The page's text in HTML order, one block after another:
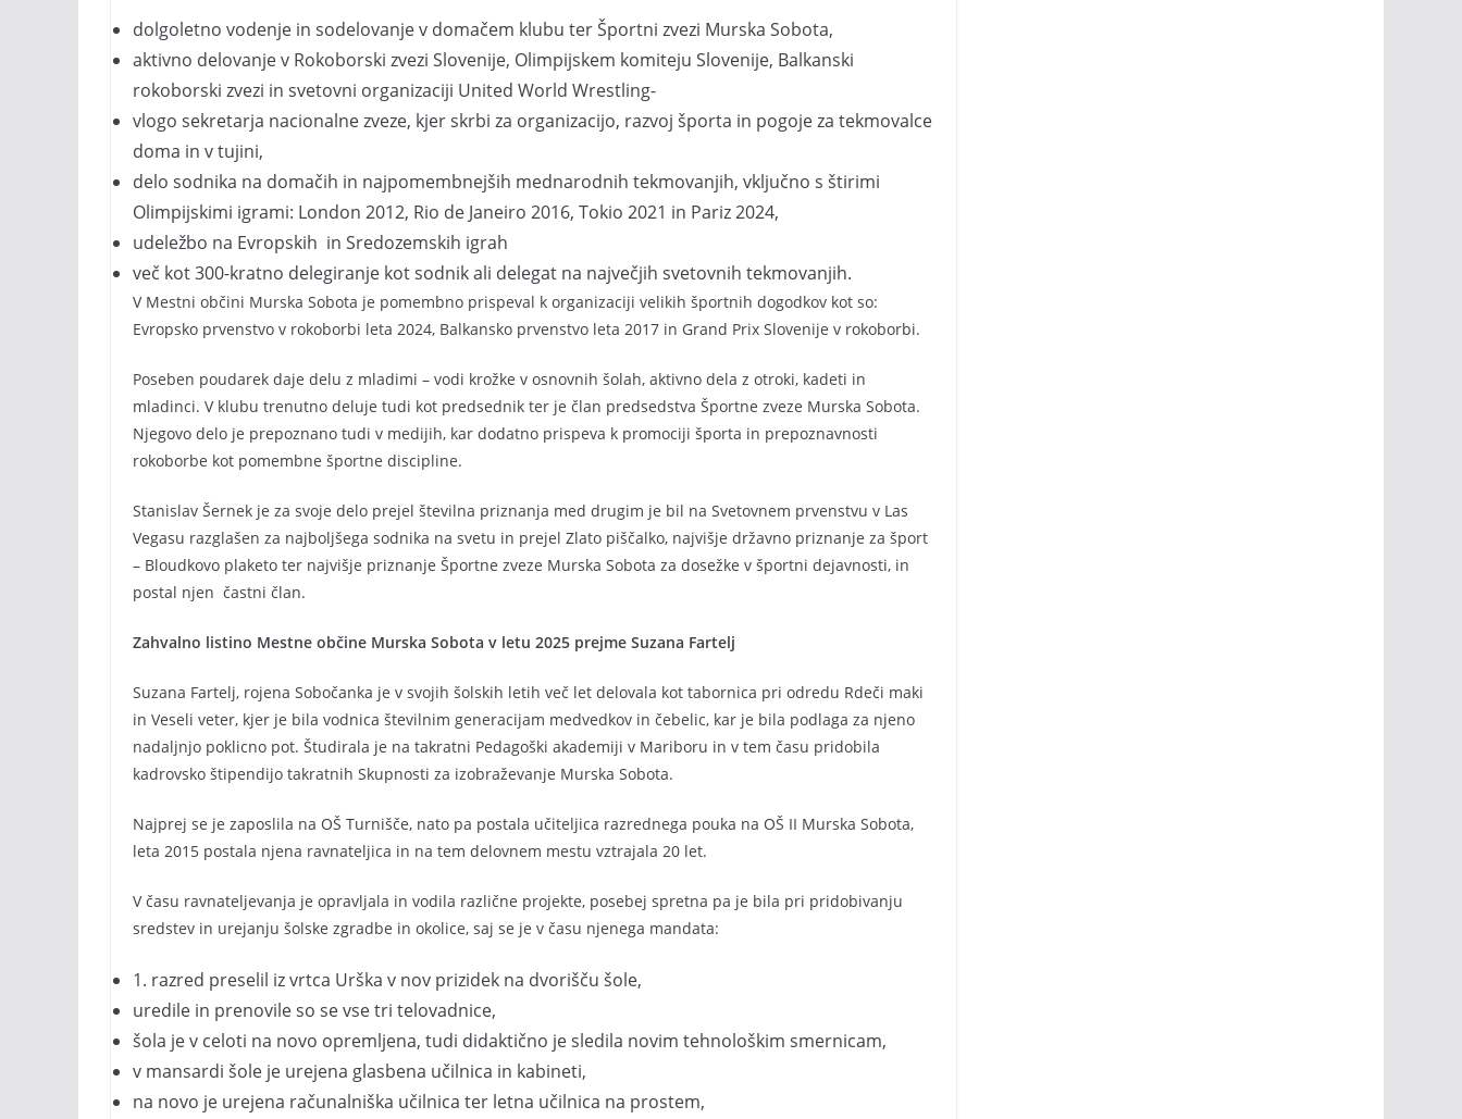
dolgoletno vodenje in sodelovanje v domačem klubu ter Športni zvezi Murska Sobota,
aktivno delovanje v Rokoborski zvezi Slovenije, Olimpijskem komiteju Slovenije, Balkanski
rokoborski zvezi in svetovni organizaciji United World Wrestling-
vlogo sekretarja nacionalne zveze, kjer skrbi za organizacijo, razvoj športa in pogoje za tekmovalce
doma in v tujini,
delo sodnika na domačih in najpomembnejših mednarodnih tekmovanjih, vključno s štirimi
Olimpijskimi igrami: London 2012, Rio de Janeiro 2016, Tokio 2021 in Pariz 2024,
udeležbo na Evropskih in Sredozemskih igrah
več kot 300-kratno delegiranje kot sodnik ali delegat na največjih svetovnih tekmovanjih.
V Mestni občini Murska Sobota je pomembno prispeval k organizaciji velikih športnih dogodkov kot so:
Evropsko prvenstvo v rokoborbi leta 2024, Balkansko prvenstvo leta 2017 in Grand Prix Slovenije v rokoborbi.
Poseben poudarek daje delu z mladimi – vodi krožke v osnovnih šolah, aktivno dela z otroki, kadeti in
mladinci. V klubu trenutno deluje tudi kot predsednik ter je član predsedstva Športne zveze Murska Sobota.
Njegovo delo je prepoznano tudi v medijih, kar dodatno prispeva k promociji športa in prepoznavnosti
rokoborbe kot pomembne športne discipline.
Stanislav Šernek je za svoje delo prejel številna priznanja med drugim je bil na Svetovnem prvenstvu v Las
Vegasu razglašen za najboljšega sodnika na svetu in prejel Zlato piščalko, najvišje državno priznanje za šport
– Bloudkovo plaketo ter najvišje priznanje Športne zveze Murska Sobota za dosežke v športni dejavnosti, in
postal njen častni član.
Zahvalno listino Mestne občine Murska Sobota v letu 2025 prejme Suzana Fartelj
Suzana Fartelj, rojena Sobočanka je v svojih šolskih letih več let delovala kot tabornica pri odredu Rdeči maki
in Veseli veter, kjer je bila vodnica številnim generacijam medvedkov in čebelic, kar je bila podlaga za njeno
nadaljnjo poklicno pot. Študirala je na takratni Pedagoški akademiji v Mariboru in v tem času pridobila
kadrovsko štipendijo takratnih Skupnosti za izobraževanje Murska Sobota.
Najprej se je zaposlila na OŠ Turnišče, nato pa postala učiteljica razrednega pouka na OŠ II Murska Sobota,
leta 2015 postala njena ravnateljica in na tem delovnem mestu vztrajala 20 let.
V času ravnateljevanja je opravljala in vodila različne projekte, posebej spretna pa je bila pri pridobivanju
sredstev in urejanju šolske zgradbe in okolice, saj se je v času njenega mandata:
1. razred preselil iz vrtca Urška v nov prizidek na dvorišču šole,
uredile in prenovile so se vse tri telovadnice,
šola je v celoti na novo opremljena, tudi didaktično je sledila novim tehnološkim smernicam,
v mansardi šole je urejena glasbena učilnica in kabineti,
na novo je urejena računalniška učilnica ter letna učilnica na prostem,